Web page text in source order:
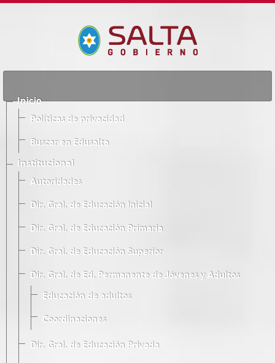
Inicio
Políticas de privacidad
Buscar en Edusalta
Institucional
Autoridades
Dir. Gral. de Educación Inicial
Dir. Gral. de Educación Primaria
Dir. Gral. de Educación Superior
Dir. Gral. de Ed. Permanente de Jóvenes y Adultos
Educación de adultos
Coordinaciones
Dir. Gral. de Educación Privada